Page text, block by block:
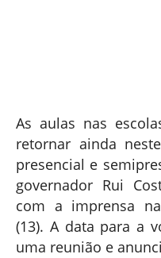
As aulas nas
retornar ainda
presencial e
governador Rui
com a imprensa
(13). A data para a
uma reunião e